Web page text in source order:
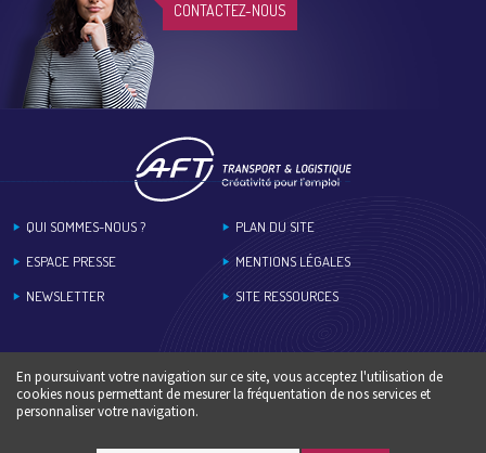
CONTACTEZ-NOUS
QUI SOMMES-NOUS ?
ESPACE PRESSE
NEWSLETTER
PLAN DU SITE
MENTIONS LÉGALES
SITE RESSOURCES
En poursuivant votre navigation sur ce site, vous acceptez l'utilisation de
cookies nous permettant de mesurer la fréquentation de nos services et
personnaliser votre navigation.